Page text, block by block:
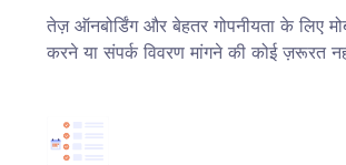
तेज़ ऑनबोर्डिंग और बेहतर गोपनीयता के लिए
करने या संपर्क विवरण मांगने की कोई ज़रूरत